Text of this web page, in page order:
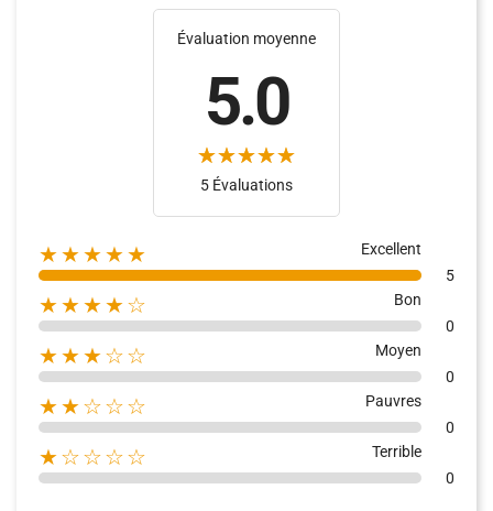
Évaluation moyenne
5.0
5 Évaluations
★★★★★
Excellent
5
★★★★☆
Bon
0
★★★☆☆
Moyen
0
★★☆☆☆
Pauvres
0
★☆☆☆☆
Terrible
0